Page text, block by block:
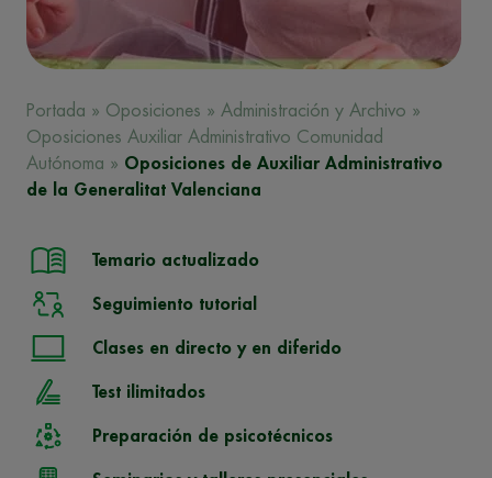
Portada » Oposiciones » Administración y Archivo »
Oposiciones Auxiliar Administrativo Comunidad
Autónoma » Oposiciones de Auxiliar Administrativo
de la Generalitat Valenciana
Temario actualizado
Seguimiento tutorial
Clases en directo y en diferido
Test ilimitados
Preparación de psicotécnicos